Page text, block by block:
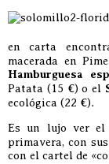
en carta
macerada en
Hamburguesa
Patata (15 €) o el
ecológica (22 €).
Es un lujo ver el
primavera, con
con el cartel de